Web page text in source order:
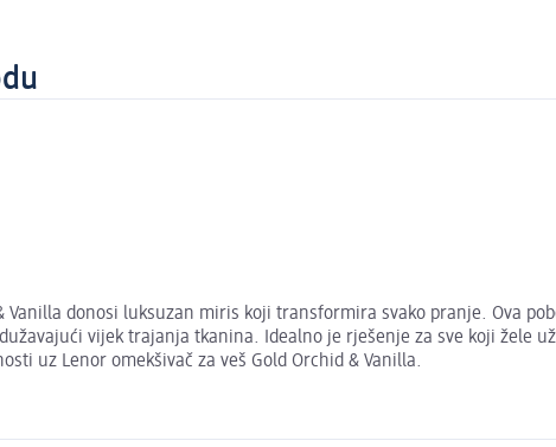
Vanilla donosi luksuzan miris koji transformira svako pranje. Ova
vijek trajanja tkanina. Idealno je rješenje za sve koji
uz Lenor omekšivač za veš Gold Orchid & Vanilla.